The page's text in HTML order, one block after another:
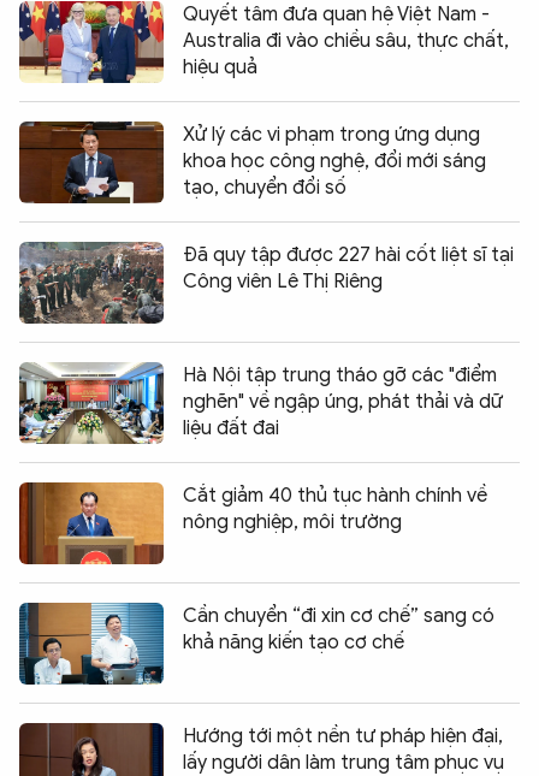
Quyết tâm đưa quan hệ Việt Nam -
Australia đi vào chiều sâu, thực chất,
hiệu quả
Xử lý các vi phạm trong ứng dụng
khoa học công nghệ, đổi mới sáng
tạo, chuyển đổi số
Đã quy tập được 227 hài cốt liệt sĩ tại
Công viên Lê Thị Riêng
Hà Nội tập trung tháo gỡ các "điểm
nghẽn" về ngập úng, phát thải và dữ
liệu đất đai
Cắt giảm 40 thủ tục hành chính về
nông nghiệp, môi trường
Cần chuyển “đi xin cơ chế” sang có
khả năng kiến tạo cơ chế
Hướng tới một nền tư pháp hiện đại,
lấy người dân làm trung tâm phục vụ